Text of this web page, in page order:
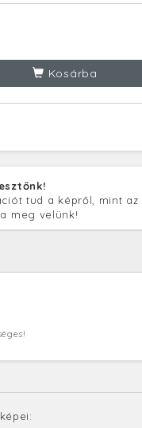
Kosárba
tud a képről, mint az
meg velünk!